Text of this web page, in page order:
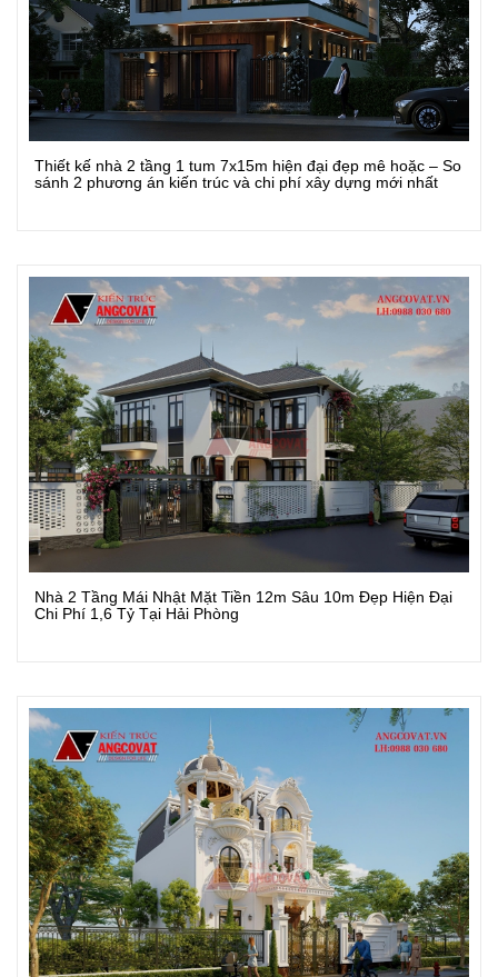
Xem Chi Tiết
Thiết kế nhà 2 tầng 1 tum 7x15m hiện đại đẹp mê hoặc – So
sánh 2 phương án kiến trúc và chi phí xây dựng mới nhất
Xem Chi Tiết
Nhà 2 Tầng Mái Nhật Mặt Tiền 12m Sâu 10m Đẹp Hiện Đại
Chi Phí 1,6 Tỷ Tại Hải Phòng